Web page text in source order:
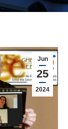
Jun
25
2024